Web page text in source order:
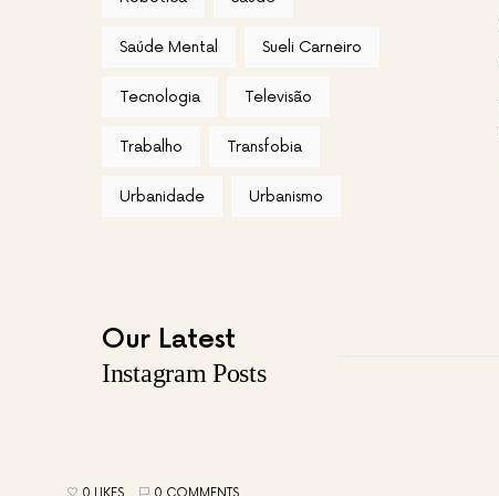
Saúde Mental Sueli Carneiro
Tecnologia Televisão
Trabalho Transfobia
Urbanidade Urbanismo
Our Latest
Instagram Posts